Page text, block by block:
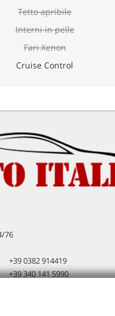
Tetto apribile
Interni in pelle
Fari Xenon
Cruise Control
76
+39 0382 914419
+39 340 141 5990